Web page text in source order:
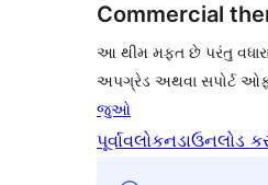
Commercial
આ થીમ મફત છે પરંતુ
અપગ્રેડ અથવા સપોર્ટ
જુઓ
પૂર્વાવલોકનડાઉનલોડ